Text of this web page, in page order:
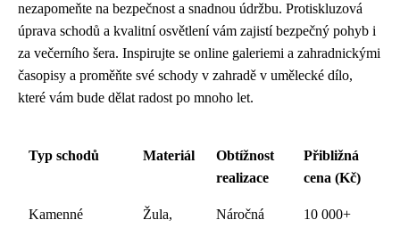
nezapomeňte na bezpečnost a snadnou údržbu. Protiskluzová
úprava schodů a kvalitní osvětlení vám zajistí bezpečný pohyb i
za večerního šera. Inspirujte se online galeriemi a zahradnickými
časopisy a proměňte své schody v zahradě v umělecké dílo,
které vám bude dělat radost po mnoho let.
Typ schodů Materiál
Obtížnost
realizace
Přibližná
cena (Kč)
Kamenné
Žula,
Náročná 10 000+